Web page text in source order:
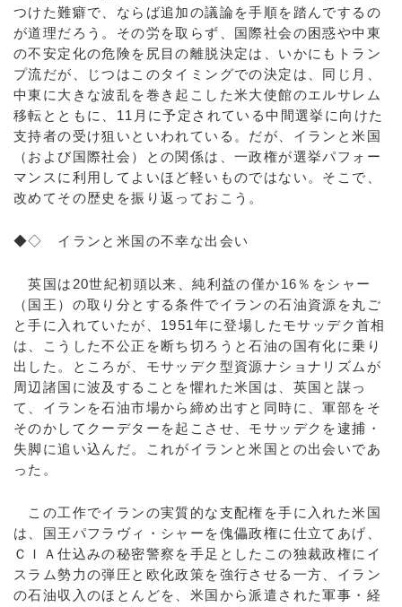
つけた難癖で、ならば追加の議論を手順を踏んでするの
が道理だろう。その労を取らず、国際社会の困惑や中東
の不安定化の危険を尻目の離脱決定は、いかにもトラン
プ流だが、じつはこのタイミングでの決定は、同じ月、
中東に大きな波乱を巻き起こした米大使館のエルサレム
移転とともに、11月に予定されている中間選挙に向けた
支持者の受け狙いといわれている。だが、イランと米国
（および国際社会）との関係は、一政権が選挙パフォー
マンスに利用してよいほど軽いものではない。そこで、
改めてその歴史を振り返っておこう。
◆◇ イランと米国の不幸な出会い
英国は20世紀初頭以来、純利益の僅か16％をシャー
（国王）の取り分とする条件でイランの石油資源を丸ご
と手に入れていたが、1951年に登場したモサッデク首相
は、こうした不公正を断ち切ろうと石油の国有化に乗り
出した。ところが、モサッデク型資源ナショナリズムが
周辺諸国に波及することを懼れた米国は、英国と謀っ
て、イランを石油市場から締め出すと同時に、軍部をそ
そのかしてクーデターを起こさせ、モサッデクを逮捕・
失脚に追い込んだ。これがイランと米国との出会いであ
った。
この工作でイランの実質的な支配権を手に入れた米国
は、国王パフラヴィ・シャーを傀儡政権に仕立てあげ、
ＣＩＡ仕込みの秘密警察を手足としたこの独裁政権にイ
スラム勢力の弾圧と欧化政策を強行させる一方、イラン
の石油収入のほとんどを、米国から派遣された軍事・経